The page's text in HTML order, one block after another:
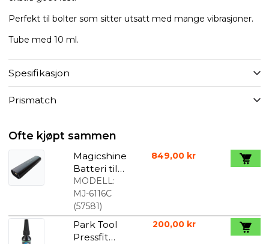
Perfekt til bolter som sitter utsatt med mange vibrasjoner.
Tube med 10 ml.
Spesifikasjon
Prismatch
Ofte kjøpt sammen
Magicshine
Batteri til
MJ Serien
7000 mAh
MODELL:
MJ-6116C
(57581)
849,00 kr
Park Tool
Pressfit
200,00 kr